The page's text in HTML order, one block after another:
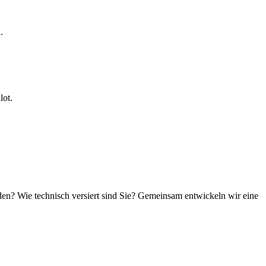
Wie technisch versiert sind Sie? Gemeinsam entwickeln wir eine